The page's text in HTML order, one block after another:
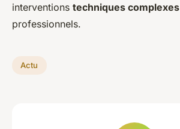
interventions techniques complexes
professionnels.
Actu